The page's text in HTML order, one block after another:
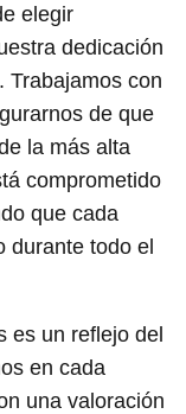
elegir
dedicación
Trabajamos con
de que
la más alta
comprometido
que cada
durante todo el
es un reflejo del
en cada
una valoración